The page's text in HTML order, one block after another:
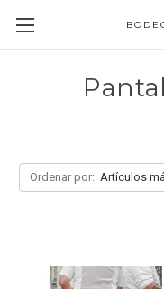
Ordenar por: